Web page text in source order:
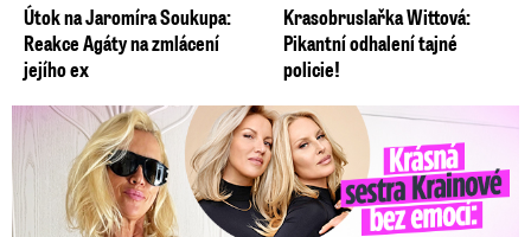
Útok na Jaromíra Soukupa:
Reakce Agáty na zmlácení
jejího ex
Krasobruslařka Wittová:
Pikantní odhalení tajné
policie!
Krásná sestra Krainové bez emocí: Mám to za pár…